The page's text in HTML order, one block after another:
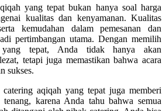
yang tepat bukan hanya soal harga
kualitas dan kenyamanan. Kualitas
kemudahan dalam pemesanan dan
pertimbangan utama. Dengan memilih
tepat, Anda tidak hanya akan
tetapi juga memastikan bahwa acara
sukses.
aqiqah yang tepat juga memberi
karena Anda tahu bahwa semua